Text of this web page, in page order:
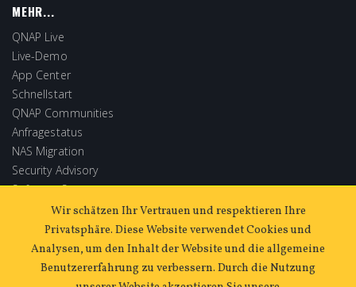
MEHR...
QNAP Live
Live-Demo
App Center
Schnellstart
QNAP Communities
Anfragestatus
NAS Migration
Security Advisory
Software Store
Extended Warranty
Wir schätzen Ihr Vertrauen und respektieren Ihre
Privatsphäre. Diese Website verwendet Cookies und
Analysen, um den Inhalt der Website und die allgemeine
Benutzererfahrung zu verbessern. Durch die Nutzung